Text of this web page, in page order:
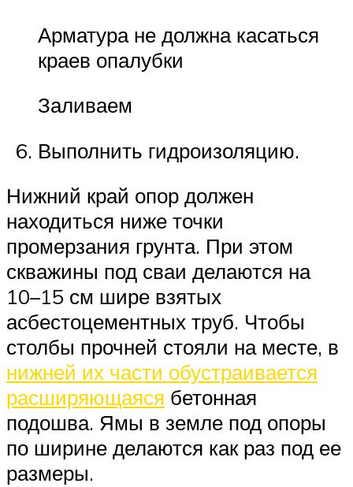
Арматура не должна касаться
краев опалубки
Заливаем
Выполнить гидроизоляцию.
Нижний край опор должен
находиться ниже точки
промерзания грунта. При этом
скважины под сваи делаются на
10–15 см шире взятых
асбестоцементных труб. Чтобы
столбы прочней стояли на месте, в
нижней их части обустраивается
расширяющаяся бетонная
подошва. Ямы в земле под опоры
по ширине делаются как раз под ее
размеры.